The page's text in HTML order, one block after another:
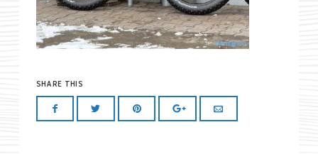
SHARE THIS